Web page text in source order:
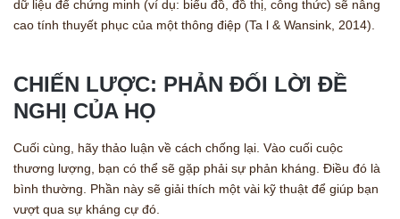
dữ liệu để chứng minh (ví dụ: biểu đồ, đồ thị, công thức) sẽ nâng
cao tính thuyết phục của một thông điệp (Ta l & Wansink, 2014).
CHIẾN LƯỢC: PHẢN ĐỐI LỜI ĐỀ
NGHỊ CỦA HỌ
Cuối cùng, hãy thảo luận về cách chống lại. Vào cuối cuộc
thương lượng, bạn có thể sẽ gặp phải sự phản kháng. Điều đó là
bình thường. Phần này sẽ giải thích một vài kỹ thuật để giúp bạn
vượt qua sự kháng cự đó.